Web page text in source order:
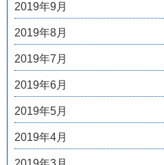
2019年9月
2019年8月
2019年7月
2019年6月
2019年5月
2019年4月